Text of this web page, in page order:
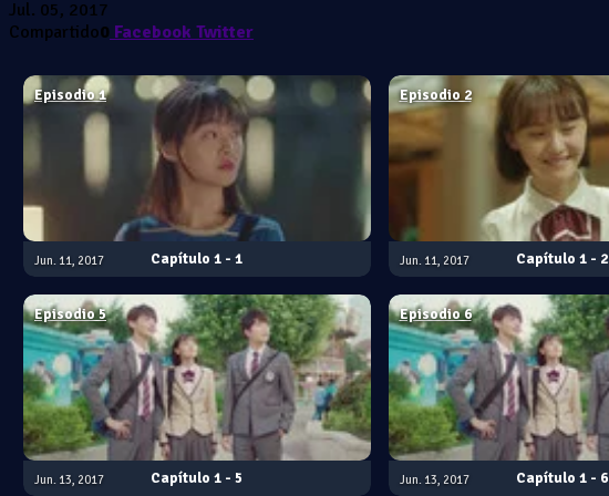
Jul. 05, 2017
Compartido0 Facebook Twitter
1 - 1
Episodio 1
Jun. 11, 2017 1 - 2
Episodio 2
Jun. 11, 2017
1 - 5
Episodio 5
Jun. 13, 2017 1 - 6
Episodio 6
Jun. 13, 2017